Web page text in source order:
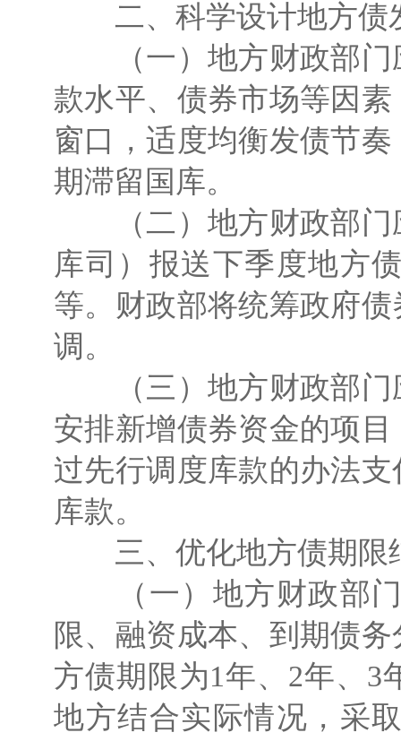
二、科学设计地方债
（一）地方财政部门
款水平、债券市场等因
窗口，适度均衡发债节
期滞留国库。
（二）地方财政部门
库司）报送下季度地方
等。财政部将统筹政府
调。
（三）地方财政部门
安排新增债券资金的项
过先行调度库款的办法
库款。
三、优化地方债期
（一）地方财政部门
限、融资成本、到期债
方债期限为1年、2年、3
地方结合实际情况，采